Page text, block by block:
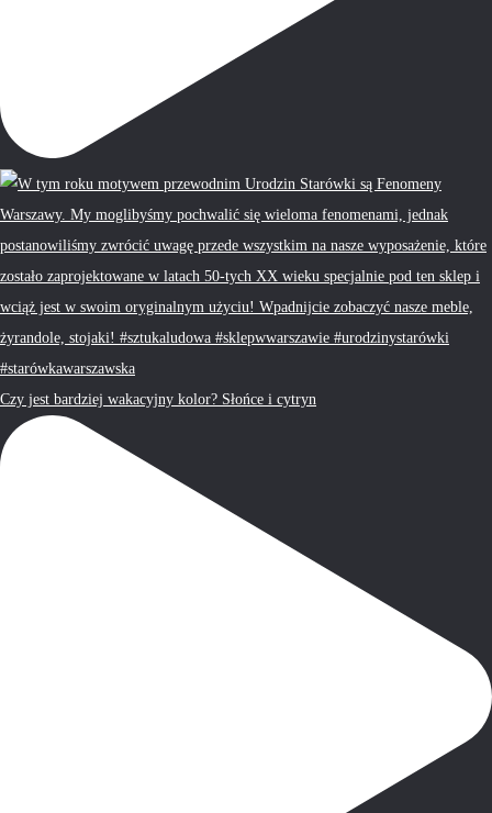
Czy jest bardziej wakacyjny kolor? Słońce i cytryn